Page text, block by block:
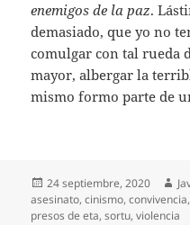
enemigos de la paz.
demasiado, que yo no
comulgar con tal rueda
mayor, albergar la
mismo formo parte de
Publicado
el
24 septiembre, 2020
asesinato,cinismo,convivencia
presos de eta,sortu,violencia